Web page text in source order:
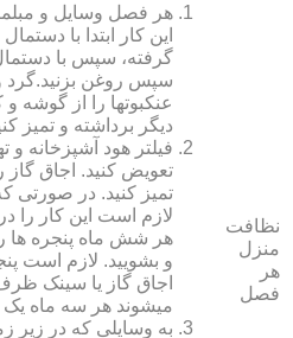
نظافت
منزل
هر
فصل
هر فصل وسایل و
این کار ابتدا با
گرفته، سپس با
سپس روغن بزنید.گرد
عنکبوت‏ها را از گوشه
دیگر برداشته و تمیز
فیلتر هود آشپزخانه و
تعویض کنید. اجاق
تمیز کنید. در صورتی
لازم است این کار را
هر شش ماه پنجره‏ ها
و بشویید. لازم است
اجاق گاز یا سینک
می‏شوند هر سه ماه یک
به وسایلی که در زیر